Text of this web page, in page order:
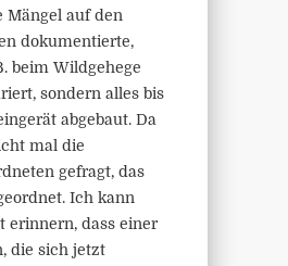
Mängel auf den
dokumentierte,
beim Wildgehege
sondern alles bis
abgebaut. Da
mal die
gefragt, das
Ich kann
erinnern, dass einer
die sich jetzt